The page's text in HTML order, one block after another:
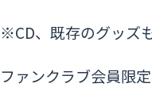
※CD、既存のグッズ
ファンクラブ会員限